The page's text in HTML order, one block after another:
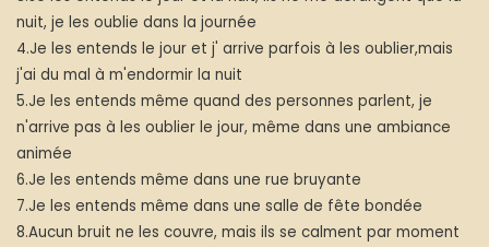
nuit, je les oublie dans la journée
4.Je les entends le jour et j' arrive parfois à les oublier,mais
j'ai du mal à m'endormir la nuit
5.Je les entends même quand des personnes parlent, je
n'arrive pas à les oublier le jour, même dans une ambiance
animée
6.Je les entends même dans une rue bruyante
7.Je les entends même dans une salle de fête bondée
8.Aucun bruit ne les couvre, mais ils se calment par moment